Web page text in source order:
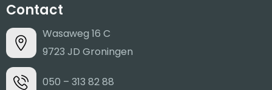
Contact
Wasaweg 16 C
9723 JD Groningen
050 – 313 82 88